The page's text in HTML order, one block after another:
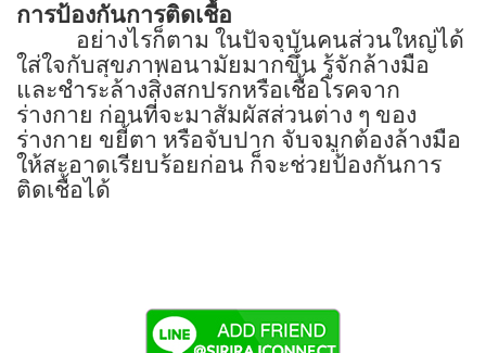
การป้องกันการติดเชื้อ
อย่างไรก็ตาม ในปัจจุบันคนส่วนใหญ่ได้
ใส่ใจกับสุขภาพอนามัยมากขึ้น รู้จักล้างมือ
และชำระล้างสิ่งสกปรกหรือเชื้อโรคจาก
ร่างกาย ก่อนที่จะมาสัมผัสส่วนต่าง ๆ ของ
ร่างกาย ขยี้ตา หรือจับปาก จับจมูกต้องล้างมือ
ให้สะอาดเรียบร้อยก่อน ก็จะช่วยป้องกันการ
ติดเชื้อได้